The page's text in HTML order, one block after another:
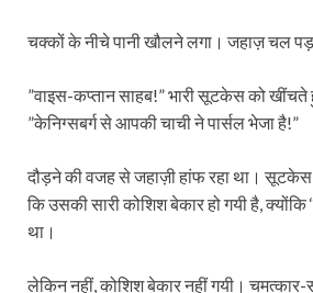
चक्कों के नीचे पानी खौलने लगा। जहाज़ चल
”वाइस-कप्तान साहब!” भारी सूटकेस को खींचते
”केनिग्सबर्ग से आपकी चाची ने पार्सल भेजा है!”
दौड़ने की वजह से जहाज़ी हांफ रहा था। सूटकेस
कि उसकी सारी कोशिश बेकार हो गयी है,
था।
लेकिन नहीं, कोशिश बेकार नहीं गयी।